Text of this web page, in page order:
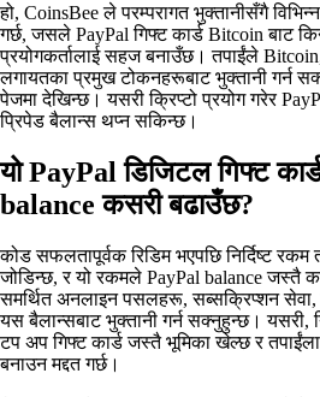
हो, CoinsBee ले परम्परागत भुक्तानीसँगै
गर्छ, जसले PayPal गिफ्ट कार्ड Bitcoin बाट
प्रयोगकर्तालाई सहज बनाउँछ। तपाईंले
लगायतका प्रमुख टोकनहरूबाट भुक्तानी गर्न
पेजमा देखिन्छ। यसरी क्रिप्टो प्रयोग गरेर
प्रिपेड बैलान्स थप्न सकिन्छ।
यो PayPal डिजिटल गिफ्ट
balance कसरी बढाउँछ?
कोड सफलतापूर्वक रिडिम भएपछि निर्दिष्ट रकम
जोडिन्छ, र यो रकमले PayPal balance जस्तै
समर्थित अनलाइन पसलहरू, सब्सक्रिप्शन सेवा,
यस बैलान्सबाट भुक्तानी गर्न सक्नुहुन्छ। यसरी,
टप अप गिफ्ट कार्ड जस्तै भूमिका खेल्छ र
बनाउन मद्दत गर्छ।